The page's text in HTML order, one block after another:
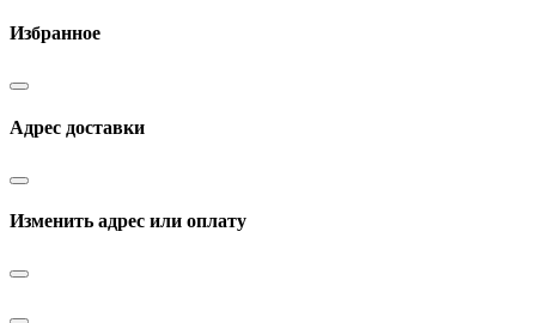
Избранное
Адрес доставки
Изменить адрес или оплату